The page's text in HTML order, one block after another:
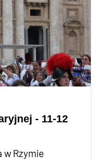
- 11-12
w Rzymie